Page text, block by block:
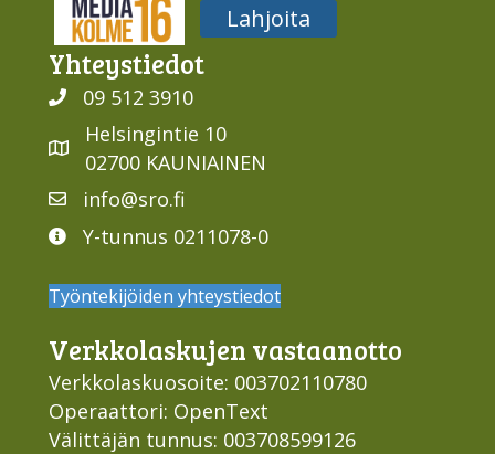
Media316
Lahjoita
Yhteys­tiedot
09 512 3910
Helsingintie 10
02700 KAUNIAINEN
info@sro.fi
Y-tunnus 0211078-0
Työntekijöiden yhteystiedot
Verkko­laskujen vastaan­otto
Verkkolaskuosoite: 003702110780
Operaattori: OpenText
Välittäjän tunnus: 003708599126